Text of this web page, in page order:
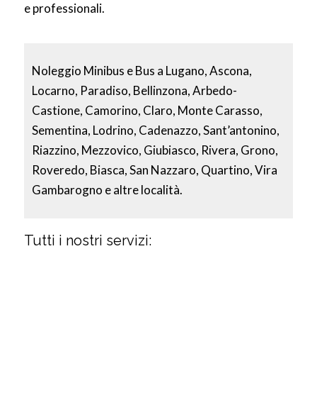
e professionali.
Noleggio Minibus e Bus a Lugano, Ascona,
Locarno, Paradiso, Bellinzona, Arbedo-
Castione, Camorino, Claro, Monte Carasso,
Sementina, Lodrino, Cadenazzo, Sant’antonino,
Riazzino, Mezzovico, Giubiasco, Rivera, Grono,
Roveredo, Biasca, San Nazzaro, Quartino, Vira
Gambarogno e altre località.
Tutti i nostri servizi: